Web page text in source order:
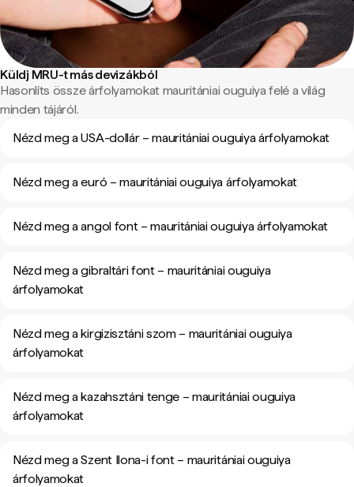
Küldj MRU-t más devizákból
Hasonlíts össze árfolyamokat mauritániai ouguiya felé a világ
minden tájáról.
Nézd meg a USA-dollár – mauritániai ouguiya árfolyamokat
Nézd meg a euró – mauritániai ouguiya árfolyamokat
Nézd meg a angol font – mauritániai ouguiya árfolyamokat
Nézd meg a gibraltári font – mauritániai ouguiya
árfolyamokat
Nézd meg a kirgizisztáni szom – mauritániai ouguiya
árfolyamokat
Nézd meg a kazahsztáni tenge – mauritániai ouguiya
árfolyamokat
Nézd meg a Szent Ilona-i font – mauritániai ouguiya
árfolyamokat